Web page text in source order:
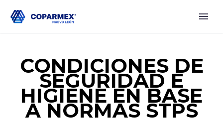
CONDICIONES DE
SEGURIDAD E
HIGIENE EN BASE
A NORMAS STPS